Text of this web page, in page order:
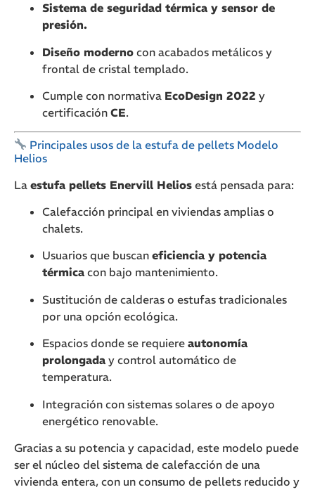
Sistema de seguridad térmica y sensor de
presión.
Diseño moderno con acabados metálicos y
frontal de cristal templado.
Cumple con normativa EcoDesign 2022 y
certificación CE.
Principales usos de la estufa de pellets Modelo
Helios
La estufa pellets Enervill Helios está pensada para:
Calefacción principal en viviendas amplias o
chalets.
Usuarios que buscan eficiencia y potencia
térmica con bajo mantenimiento.
Sustitución de calderas o estufas tradicionales
por una opción ecológica.
Espacios donde se requiere autonomía
prolongada y control automático de
temperatura.
Integración con sistemas solares o de apoyo
energético renovable.
Gracias a su potencia y capacidad, este modelo puede
ser el núcleo del sistema de calefacción de una
vivienda entera, con un consumo de pellets reducido y